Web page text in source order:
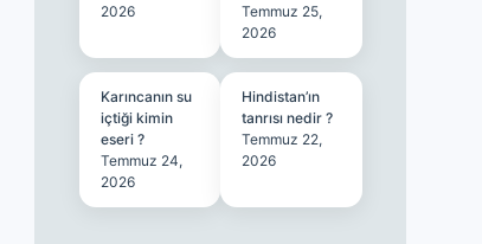
2026
Temmuz 25,
2026
Karıncanın su
içtiği kimin
eseri ?
Temmuz 24,
2026
Hindistan’ın
tanrısı nedir ?
Temmuz 22,
2026